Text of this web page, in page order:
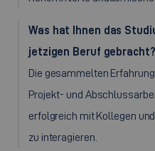
Was hat Ihnen das
jetzigen Beruf gebracht?
Die gesammelten
Projekt- und
erfolgreich mit Kollegen
zu interagieren.